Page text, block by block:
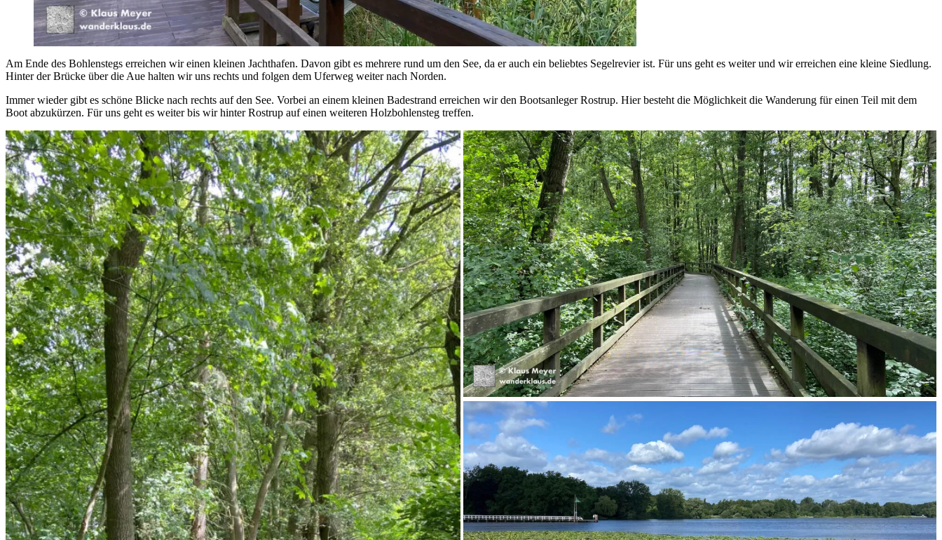
Am Ende des Bohlenstegs erreichen wir einen kleinen Jachthafen. Davon gibt es mehrere rund um den See, da er auch ein beliebtes Segelrevier ist. Für uns geht es weiter und wir erreichen eine kleine Siedlung.
Hinter der Brücke über die Aue halten wir uns rechts und folgen dem Uferweg weiter nach Norden.
Immer wieder gibt es schöne Blicke nach rechts auf den See. Vorbei an einem kleinen Badestrand erreichen wir den Bootsanleger Rostrup. Hier besteht die Möglichkeit die Wanderung für einen Teil mit dem
Boot abzukürzen. Für uns geht es weiter bis wir hinter Rostrup auf einen weiteren Holzbohlensteg treffen.